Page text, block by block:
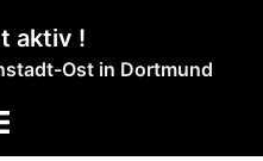
aktiv !
Ost in Dortmund